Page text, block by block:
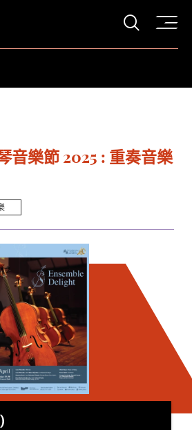
打開
音樂節 2025 : 重奏音樂